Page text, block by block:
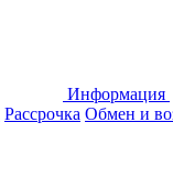
Информация
Рассрочка Обмен и